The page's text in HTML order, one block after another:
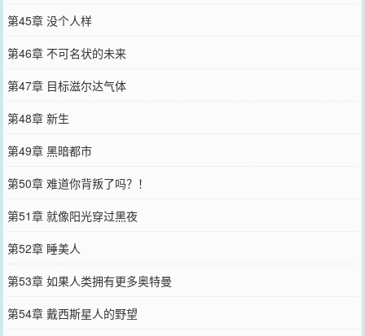
第45章 没个人样
第46章 不可名状的未来
第47章 目标滋尔达气体
第48章 新生
第49章 黑暗都市
第50章 难道你背叛了吗？！
第51章 就像阳光穿过黑夜
第52章 睡美人
第53章 如果人类拥有更多奥特曼
第54章 戴西斯星人的野望